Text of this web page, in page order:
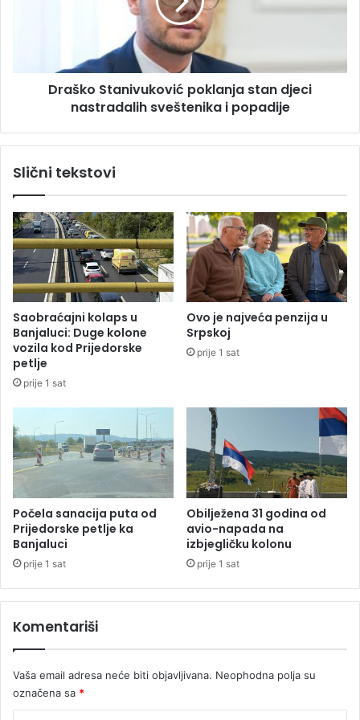
o
t
n
e
d
o
g
o
v
o
o
ć
p
o
k
l
n
a
s
a
n
d
j
e
c
i
n
a
s
d
i
h
s
Draško Stanivuković poklanja stan djeci
nastradalih sveštenika i popadije
Slični tekstovi
Saobraćajni kolaps u
Banjaluci: Duge kolone
vozila kod Prijedorske
petlje
prije 1 sat
Ovo je najveća penzija u
Srpskoj
prije 1 sat
Počela sanacija puta od
Prijedorske petlje ka
Banjaluci
prije 1 sat
Obilježena 31 godina od
avio-napada na
izbjegličku kolonu
prije 1 sat
Komentariši
Vaša email adresa neće biti objavljivana. Neophodna polja su
označena sa *